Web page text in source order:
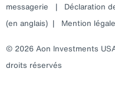
messagerie | Déclaration
(en anglais) | Mention légale
© 2026 Aon Investments
droits réservés